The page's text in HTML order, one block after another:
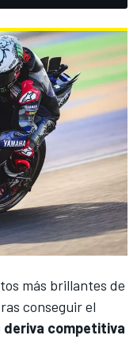
más brillantes de
conseguir el
deriva competitiva